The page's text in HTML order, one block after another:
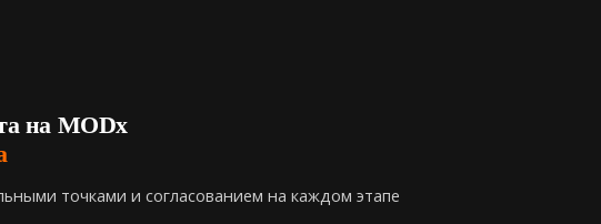
на MODx
точками и согласованием на каждом этапе